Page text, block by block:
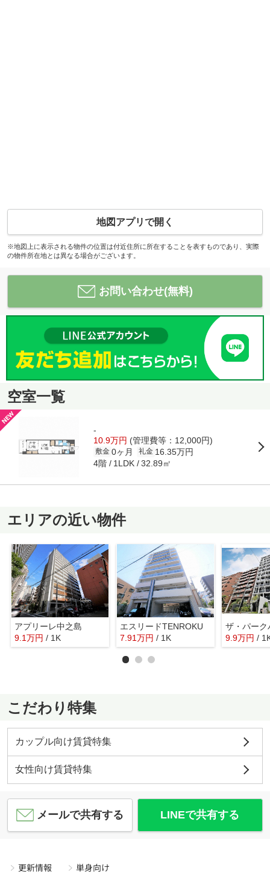
地図アプリで開く
※地図上に表示される物件の位置は付近住所に所在することを表すものであり、実際
の物件所在地とは異なる場合がございます。
お問い合わせ(無料)
空室一覧
-
10.9万円 (管理費等：12,000円)
敷金 0ヶ月 礼金 16.35万円
4階 1LDK 32.89㎡
エリアの近い物件
アプリーレ中之島
9.1万円 / 1K
エスリードTENROKU
7.91万円 / 1K
ザ・パーク
9.9万円 /
こだわり特集
カップル向け賃貸特集
女性向け賃貸特集
メールで共有する LINEで共有する
更新情報
単身向け